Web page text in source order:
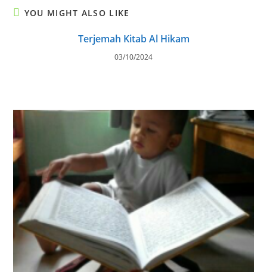
YOU MIGHT ALSO LIKE
Terjemah Kitab Al Hikam
03/10/2024